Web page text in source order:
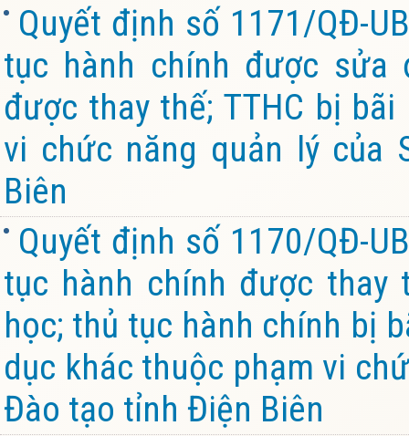
Quyết định số 1171/QĐ-
tục hành chính được sửa
được thay thế; TTHC bị
vi chức năng quản lý của
Biên
Quyết định số 1170/QĐ-
tục hành chính được thay
học; thủ tục hành chính bị
dục khác thuộc phạm vi
Đào tạo tỉnh Điện Biên